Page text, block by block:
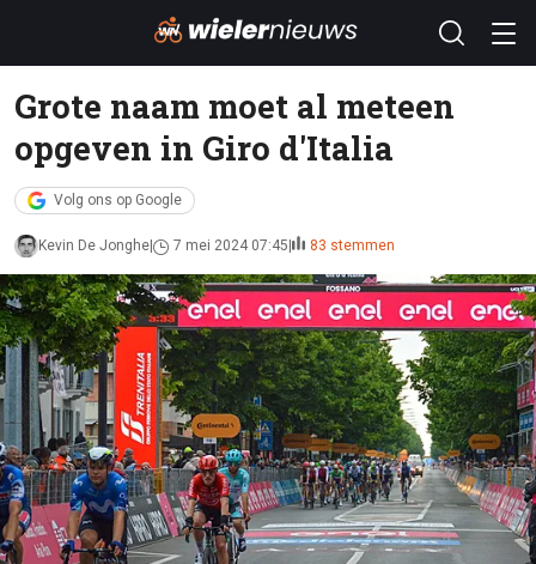
Grote naam moet al meteen
opgeven in Giro d'Italia
Volg ons op Google
Kevin De Jonghe 7 mei 2024 07:45 83 stemmen